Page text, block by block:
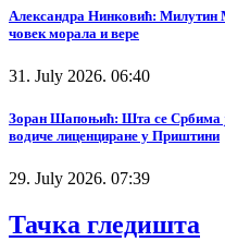
Александра Нинковић: Милутин
човек морала и вере
31. July 2026. 06:40
Зоран Шапоњић: Шта се Србима
водиче лиценциране у Приштини
29. July 2026. 07:39
Тачка гледишта